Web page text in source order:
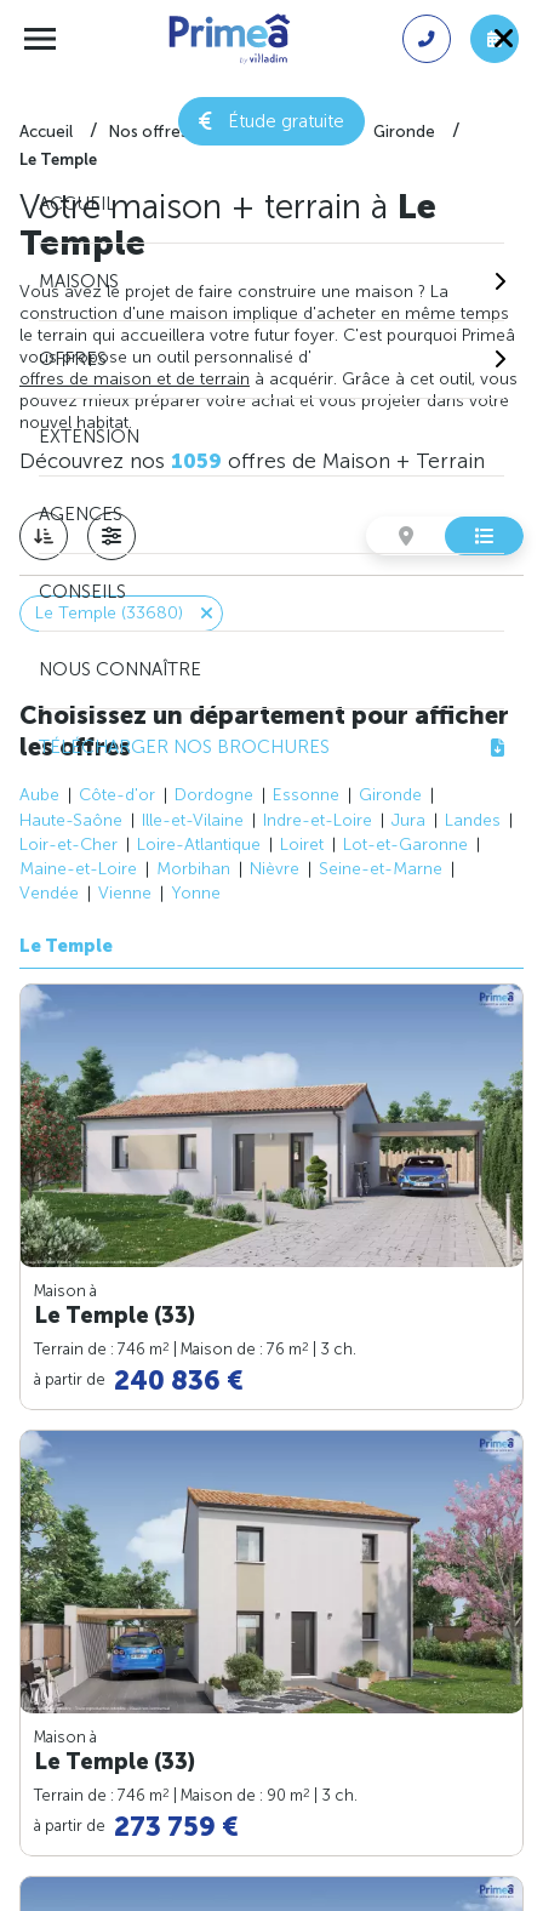
Étude gratuite
ACCUEIL
MAISONS
OFFRES
EXTENSION
AGENCES
CONSEILS
NOUS CONNAÎTRE
TÉLÉCHARGER NOS BROCHURES
Accueil Nos offres de maison + terrain
Gironde
Le Temple
Votre maison + terrain à Le
Temple
Vous avez le projet de faire construire une maison ? La
construction d'une maison implique d'acheter en même temps
le terrain qui accueillera votre futur foyer. C'est pourquoi Primeâ
vous propose un outil personnalisé d'
offres de maison et de terrain à acquérir. Grâce à cet outil, vous
pouvez mieux préparer votre achat et vous projeter dans votre
nouvel habitat.
Découvrez nos 1059 offres de Maison + Terrain
Le Temple (33680)
Choisissez un département pour afficher
les offres
Aube Côte-d'or Dordogne Essonne
Gironde
Haute-Saône
Ille-et-Vilaine Indre-et-Loire Jura
Landes
Loir-et-Cher
Loire-Atlantique Loiret
Lot-et-Garonne
Maine-et-Loire
Morbihan Nièvre
Seine-et-Marne
Vendée
Vienne Yonne
Le Temple
Maison à
Le Temple (33)
Terrain de : 746 m2 | Maison de : 76 m2
| 3 ch.
à partir de 240 836 €
Maison à
Le Temple (33)
Terrain de : 746 m2 | Maison de : 90 m2
| 3 ch.
à partir de 273 759 €